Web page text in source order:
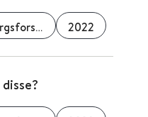
Senter for omsorgsforskning 2022